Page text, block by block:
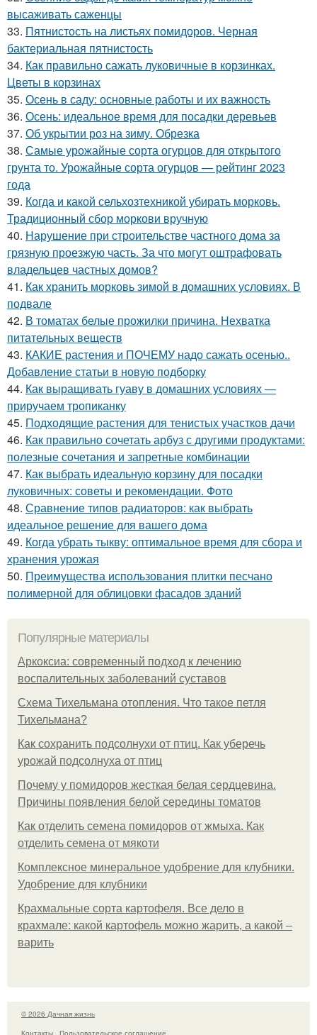
высаживать саженцы
33. Пятнистость на листьях помидоров. Черная
бактериальная пятнистость
34. Как правильно сажать луковичные в корзинках.
Цветы в корзинах
35. Осень в саду: основные работы и их важность
36. Осень: идеальное время для посадки деревьев
37. Об укрытии роз на зиму. Обрезка
38. Самые урожайные сорта огурцов для открытого
грунта то. Урожайные сорта огурцов — рейтинг 2023
года
39. Когда и какой сельхозтехникой убирать морковь.
Традиционный сбор моркови вручную
40. Нарушение при строительстве частного дома за
грязную проезжую часть. За что могут оштрафовать
владельцев частных домов?
41. Как хранить морковь зимой в домашних условиях. В
подвале
42. В томатах белые прожилки причина. Нехватка
питательных веществ
43. КАКИЕ растения и ПОЧЕМУ надо сажать осенью..
Добавление статьи в новую подборку
44. Как выращивать гуаву в домашних условиях —
приручаем тропиканку
45. Подходящие растения для тенистых участков дачи
46. Как правильно сочетать арбуз с другими продуктами:
полезные сочетания и запретные комбинации
47. Как выбрать идеальную корзину для посадки
луковичных: советы и рекомендации. Фото
48. Сравнение типов радиаторов: как выбрать
идеальное решение для вашего дома
49. Когда убрать тыкву: оптимальное время для сбора и
хранения урожая
50. Преимущества использования плитки песчано
полимерной для облицовки фасадов зданий
Популярные материалы
Аркоксиа: современный подход к лечению
воспалительных заболеваний суставов
Схема Тихельмана отопления. Что такое петля
Тихельмана?
Как сохранить подсолнухи от птиц. Как уберечь
урожай подсолнуха от птиц
Почему у помидоров жесткая белая сердцевина.
Причины появления белой середины томатов
Как отделить семена помидоров от жмыха. Как
отделить семена от мякоти
Комплексное минеральное удобрение для клубники.
Удобрение для клубники
Крахмальные сорта картофеля. Все дело в
крахмале: какой картофель можно жарить, а какой –
варить
© 2026 Дачная жизнь
Контакты
Пользовательское соглашение